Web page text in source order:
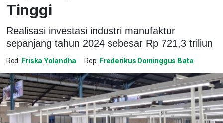
Tinggi
Realisasi investasi industri manufaktur
sepanjang tahun 2024 sebesar Rp 721,3 triliun
Red: Friska Yolandha Rep: Frederikus Dominggus Bata